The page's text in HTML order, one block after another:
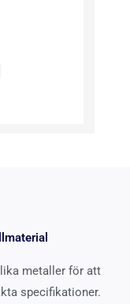
metaller för att
specifikationer.